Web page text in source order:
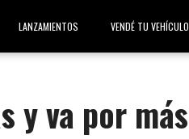
LANZAMIENTOS VENDÉ TU VEHÍCULO
y va por más